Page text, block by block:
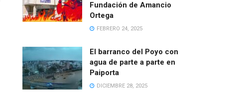
Fundación de Amancio
Ortega
FEBRERO 24, 2025
El barranco del Poyo con
agua de parte a parte en
Paiporta
DICIEMBRE 28, 2025